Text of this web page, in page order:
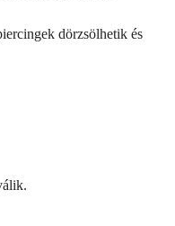
dörzsölhetik és